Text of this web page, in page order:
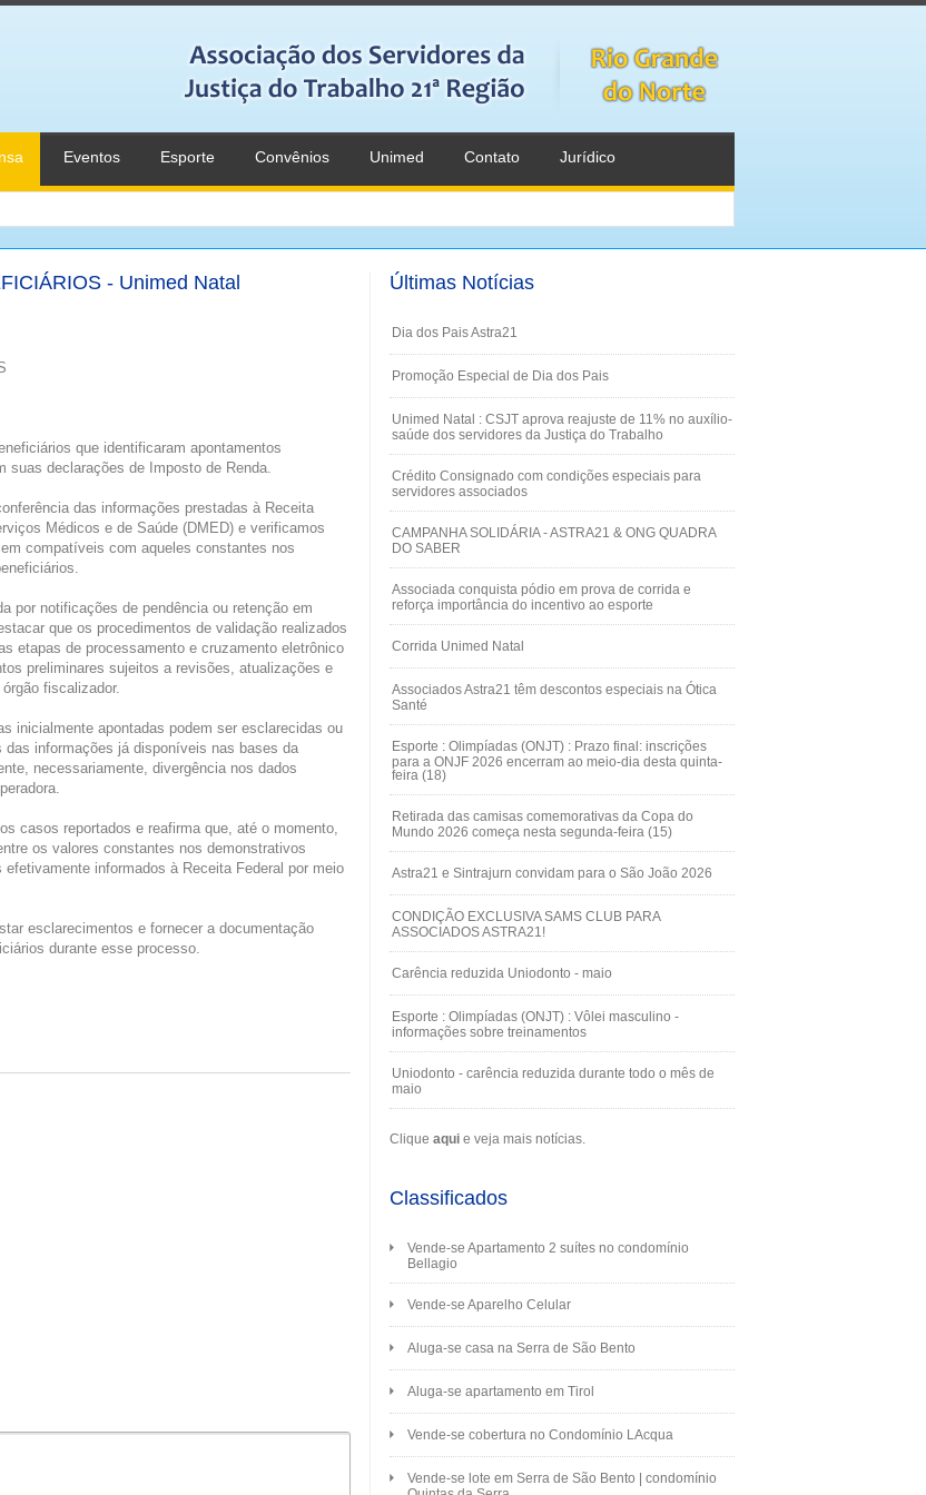
Eventos Esporte Convênios Unimed Contato Jurídico
- Unimed Natal
que identificaram apontamentos
suas declarações de Imposto de Renda.
das informações prestadas à Receita
Médicos e de Saúde (DMED) e verificamos
compatíveis com aqueles constantes nos
por notificações de pendência ou retenção em
que os procedimentos de validação realizados
etapas de processamento e cruzamento eletrônico
preliminares sujeitos a revisões, atualizações e
fiscalizador.
inicialmente apontadas podem ser esclarecidas ou
informações já disponíveis nas bases da
necessariamente, divergência nos dados
casos reportados e reafirma que, até o momento,
os valores constantes nos demonstrativos
informados à Receita Federal por meio
esclarecimentos e fornecer a documentação
durante esse processo.
Últimas Notícias
Dia dos Pais Astra21
Promoção Especial de Dia dos Pais
Unimed Natal : CSJT aprova reajuste de 11% no auxílio-
saúde dos servidores da Justiça do Trabalho
Crédito Consignado com condições especiais para
servidores associados
CAMPANHA SOLIDÁRIA - ASTRA21 & ONG QUADRA
DO SABER
Associada conquista pódio em prova de corrida e
reforça importância do incentivo ao esporte
Corrida Unimed Natal
Associados Astra21 têm descontos especiais na Ótica
Santé
Esporte : Olimpíadas (ONJT) : Prazo final: inscrições
para a ONJF 2026 encerram ao meio-dia desta quinta-
feira (18)
Retirada das camisas comemorativas da Copa do
Mundo 2026 começa nesta segunda-feira (15)
Astra21 e Sintrajurn convidam para o São João 2026
CONDIÇÃO EXCLUSIVA SAMS CLUB PARA
ASSOCIADOS ASTRA21!
Carência reduzida Uniodonto - maio
Esporte : Olimpíadas (ONJT) : Vôlei masculino -
informações sobre treinamentos
Uniodonto - carência reduzida durante todo o mês de
maio
Clique aqui e veja mais notícias.
Classificados
Vende-se Apartamento 2 suítes no condomínio
Bellagio
Vende-se Aparelho Celular
Aluga-se casa na Serra de São Bento
Aluga-se apartamento em Tirol
Vende-se cobertura no Condomínio LAcqua
Vende-se lote em Serra de São Bento | condomínio